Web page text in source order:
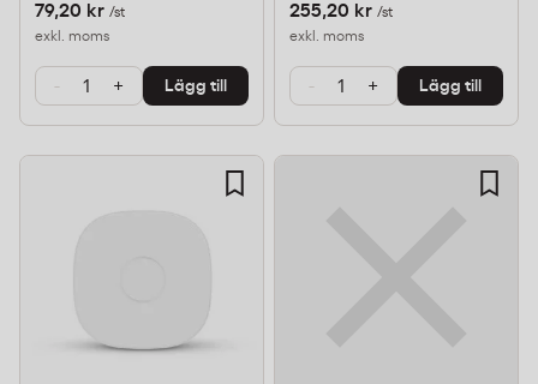
79,20 kr /st
exkl. moms
- + Lägg till
255,20 kr /st
exkl. moms
- + Lägg till